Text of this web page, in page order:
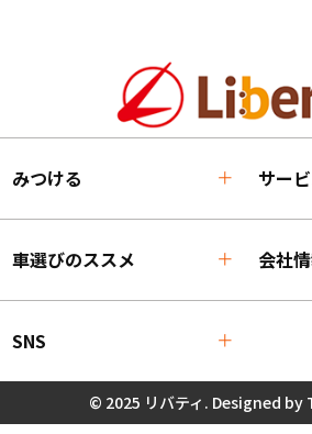
みつける サー
車選びのススメ 会社
SNS
© 2025 リバティ. Designed by